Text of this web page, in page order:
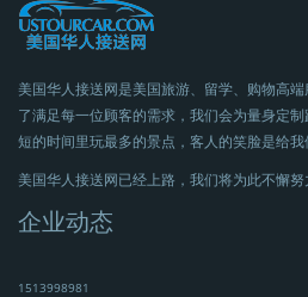
美国华人接送网是美国旅游、留学、购物高
了满足每一位顾客的需求，我们会为量身定
短的时间里玩最多的景点，客人的笑脸是给我
美国华人接送网已经上路，我们将为此不懈努
企业动态
1513998981